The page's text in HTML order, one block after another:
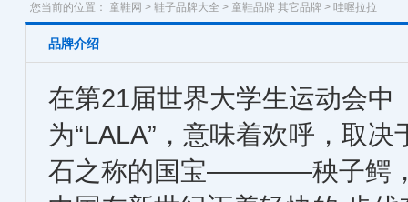
您当前的位置： 童鞋网 > 鞋子品牌大全 > 童鞋品牌 其它品牌 > 哇喔拉拉
品牌介绍
在第21届世界大学生运动会中
为“LALA”，意味着欢呼，取
石之称的国宝————秧子鳄